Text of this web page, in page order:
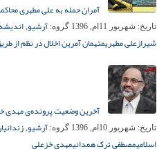
آمران حمله به علی مطهری
تاریخ: شهریور 11ام, 1396 گروه: آرشیو,
شیرازعلی مطهریمتهمان آمرین اخلال در نظم از
آخرین وضعیت پرونده‌ی مهدی
تاریخ: شهریور 10ام, 1396 گروه: آرشیو,
اسلامیمصطفی ترک همدانیمهدی خزعلی